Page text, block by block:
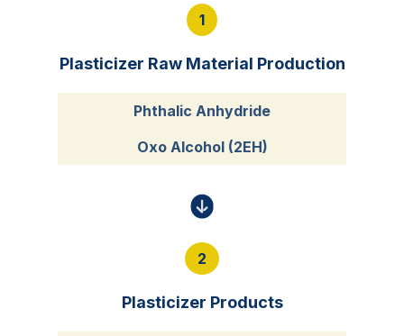
1
Plasticizer Raw Material Production
Phthalic Anhydride
Oxo Alcohol (2EH)
2
Plasticizer Products